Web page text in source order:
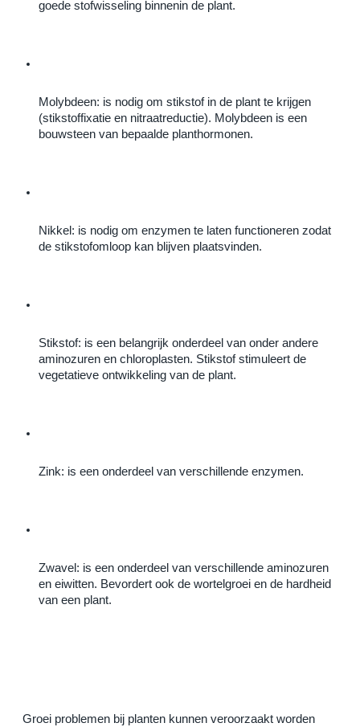
goede stofwisseling binnenin de plant.
Molybdeen: is nodig om stikstof in de plant te krijgen
(stikstoffixatie en nitraatreductie). Molybdeen is een
bouwsteen van bepaalde planthormonen.
Nikkel: is nodig om enzymen te laten functioneren zodat
de stikstofomloop kan blijven plaatsvinden.
Stikstof: is een belangrijk onderdeel van onder andere
aminozuren en chloroplasten. Stikstof stimuleert de
vegetatieve ontwikkeling van de plant.
Zink: is een onderdeel van verschillende enzymen.
Zwavel: is een onderdeel van verschillende aminozuren
en eiwitten. Bevordert ook de wortelgroei en de hardheid
van een plant.
Groei problemen bij planten kunnen veroorzaakt worden